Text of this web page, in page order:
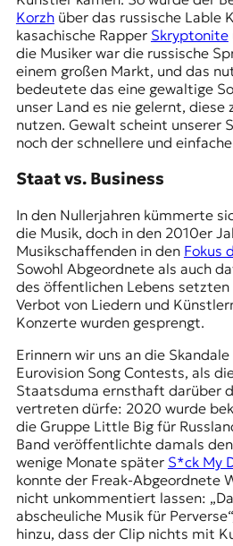
Korzhüber das russische Lable
kasachische Rapper Skryptonite
die Musiker war die russische
einem großen Markt, und das
bedeutete das eine gewaltige
unser Land es nie gelernt, diese
nutzen. Gewalt scheint unserer
noch der schnellere und
Staat vs. Business
In den Nullerjahren kümmerte
die Musik, doch in den 2010er
Musikschaffenden in den Fokus
Sowohl Abgeordnete als auch
des öffentlichen Lebens
Verbot von Liedern und
Konzerte wurden gesprengt.
Erinnern wir uns an die
Eurovision Song Contests, als
Staatsduma ernsthaft darüber
vertreten dürfe: 2020 wurde
die Gruppe Little Big für
Band veröffentlichte damals
wenige Monate später S*ck My
konnte der Freak-Abgeordnete
nicht unkommentiert lassen:
abscheuliche Musik für
hinzu, dass der Clip nichts mit